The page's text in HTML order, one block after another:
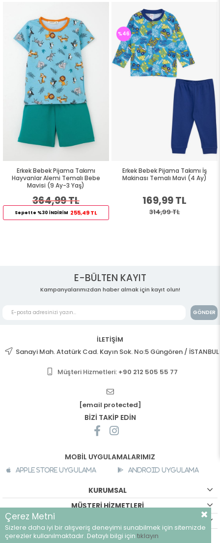
Erkek Bebek Pijama Takımı
Hayvanlar Alemi Temalı Bebe
Mavisi (9 Ay-3 Yaş)
364,99 TL
Sepette %30 İNDİRİM 255,49 TL
Erkek Bebek Pijama Takımı İş
Makinası Temalı Mavi (4 Ay)
169,99 TL
314,99 TL
%46
E-BÜLTEN KAYIT
Kampanyalarımızdan haber almak için kayıt olun!
GÖNDER
İLETİŞİM
Sanayi Mah. Atatürk Cad. Kayın Sok. No:5 Güngören / İSTANBUL
Müşteri Hizmetleri: +90 212 505 55 77
[email protected]
BİZİ TAKİP EDİN
MOBİL UYGULAMALARIMIZ
Apple Store Uygulama Android Uygulama
KURUMSAL
MÜŞTERİ HİZMETLERİ
©breeze.com.tr - Tüm hakları saklıdır.
Çerez Metni
Sizlere daha iyi bir alışveriş deneyimi sunabilmek için sitemizde
çerezler kullanılmaktadır. Detaylı bilgi için tıklayın